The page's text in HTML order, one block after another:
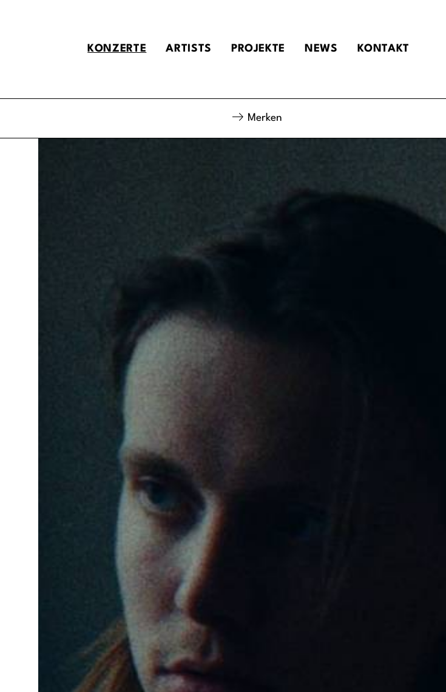
KONZERTE ARTISTS PROJEKTE NEWS KONTAKT
Merken